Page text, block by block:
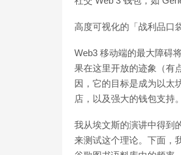
高度可视化的「战利品口
Web3 移动端的最大障碍
果在这里开放的迹象（有
因，它的目标是成为以太
店，以及强大的钱包支持
我从埃文斯的演讲中得到
来测试这个理论。下面，